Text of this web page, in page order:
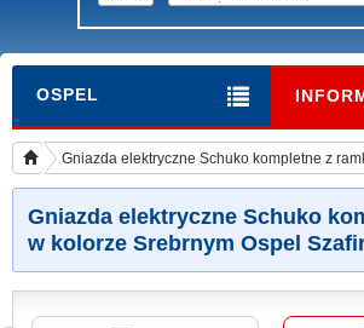
OSPEL
Gniazda elektryczne Schuko kompletne z
Gniazda elektryczne Schuko
w kolorze Srebrnym Ospel